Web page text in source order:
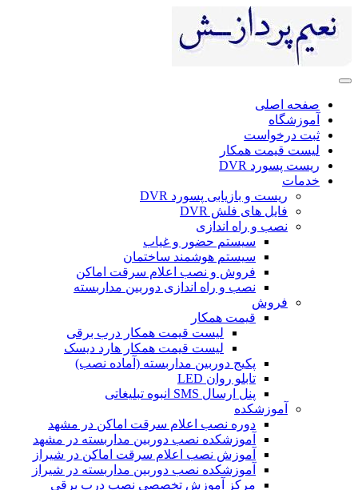
صفحه اصلی
آموزشگاه
ثبت درخواست
لیست قیمت همکار
ریست پسورد DVR
خدمات
ریست و بازیابی پسورد DVR
فایل های فلش DVR
نصب و راه اندازی
سیستم حضور و غیاب
سیستم هوشمند ساختمان
فروش و نصب اعلام سرقت اماکن
نصب و راه اندازی دوربین مداربسته
فروش
قیمت همکار
لیست قیمت همکار درب برقی
لیست قیمت همکار هارد دیسک
پکیج دوربین مداربسته (آماده نصب)
تابلو روان LED
پنل ارسال SMS انبوه تبلیغاتی
آموزشکده
دوره نصب اعلام سرقت اماکن در مشهد
آموزشکده نصب دوربین مداربسته در مشهد
آموزش نصب اعلام سرقت اماکن در شیراز
آموزشکده نصب دوربین مداربسته در شیراز
مرکز آموزش تخصصی نصب درب برقی